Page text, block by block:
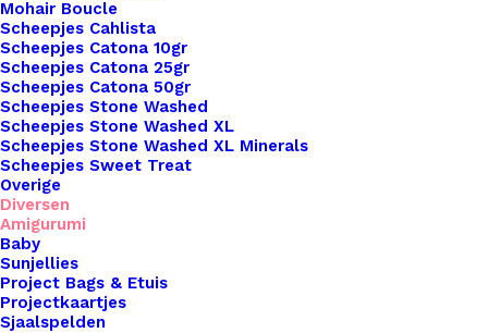
Mohair Boucle
Scheepjes Cahlista
Scheepjes Catona 10gr
Scheepjes Catona 25gr
Scheepjes Catona 50gr
Scheepjes Stone Washed
Scheepjes Stone Washed XL
Scheepjes Stone Washed XL Minerals
Scheepjes Sweet Treat
Overige
Diversen
Amigurumi
Baby
Sunjellies
Project Bags & Etuis
Projectkaartjes
Sjaalspelden
Overzicht
Nog meer leuks!